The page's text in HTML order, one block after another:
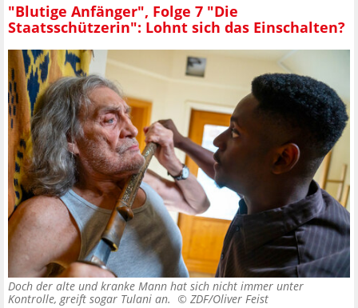
"Blutige Anfänger", Folge 7 "Die
Staatsschützerin": Lohnt sich das Einschalten?
Doch der alte und kranke Mann hat sich nicht immer unter
Kontrolle, greift sogar Tulani an. © ZDF/Oliver Feist